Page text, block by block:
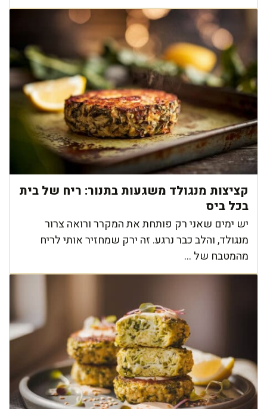
קציצות מנגולד משגעות בתנור: ריח של בית
בכל ביס
יש ימים שאני רק פותחת את המקרר ורואה צרור
מנגולד, והלב כבר נרגע. זה ירק שמחזיר אותי לריח
מהמטבח של ...